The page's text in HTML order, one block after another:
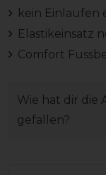
kein Einlaufen
Elastikeinsatz
Comfort
Wie hat dir die
gefallen?